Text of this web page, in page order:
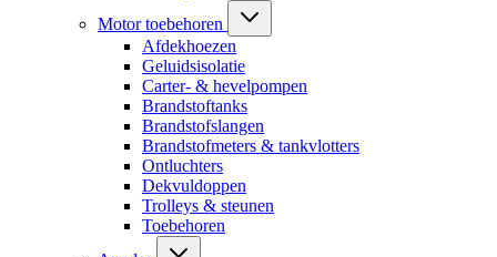
Motor toebehoren
Afdekhoezen
Geluidsisolatie
Carter- & hevelpompen
Brandstoftanks
Brandstofslangen
Brandstofmeters & tankvlotters
Ontluchters
Dekvuldoppen
Trolleys & steunen
Toebehoren